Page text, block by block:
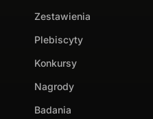
Zestawienia
Plebiscyty
Konkursy
Nagrody
Badania